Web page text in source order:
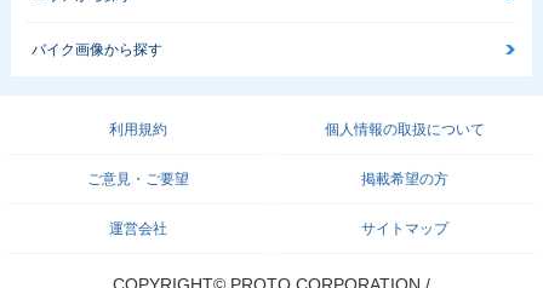
バイク画像から探す
利用規約 個人情報の取扱について
ご意見・ご要望 掲載希望の方
運営会社 サイトマップ